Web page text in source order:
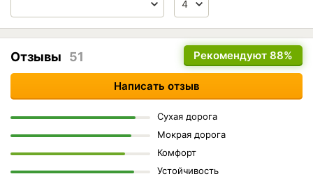
Рекомендуют 88%
Отзывы 51
Написать отзыв
Сухая дорога
Мокрая дорога
Комфорт
Устойчивость